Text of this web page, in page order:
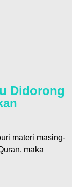
Didorong
materi masing-
maka